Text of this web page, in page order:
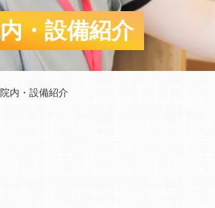
・設備紹介
院内・設備紹介